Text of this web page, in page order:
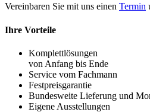
Vereinbaren Sie mit uns einen Termin
Ihre Vorteile
Komplettlösungen
von Anfang bis Ende
Service vom Fachmann
Festpreisgarantie
Bundesweite Lieferung und
Eigene Ausstellungen